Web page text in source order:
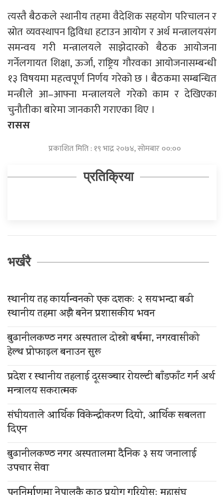
त्यस्तै बैठकले स्थानीय तहमा वैदेशिक सहयोग परिचालन र
स्रोत व्यवस्थापन द्विविधा हटाउन आयोग र अर्थ मन्त्रालयसंग
समन्वय गरी मन्त्रालयले साझेदारको बैठक आयोजना
गर्नेलगायत शिक्षा, ऊर्जा, राष्ट्रिय गौरवका आयोजनासम्बन्धी
१३ विषयमा महत्वपूर्ण निर्णय गरेको छ । बैठकमा सम्बन्धित
मन्त्रीले आ–आफ्ना मन्त्रालयले गरेको काम र देखिएका
चुनौतीका बारेमा जानकारी गराएका थिए ।
रासस
प्रकाशित मिति : १९ भाद्र २०७४, सोमबार ००:००
प्रतिक्रिया
भर्खरै
स्थानीय तह कार्यान्वनको एक दशकः २ सयभन्दा बढी
स्थानीय तहमा अझै बनेन प्रशासकीय भवन
बुढानीलकण्ठ नगर अस्पताल दोस्रो बर्षमा, नगरवासीको
हेल्थ प्रोफाइल बनाउन सुरू
प्रदेश र स्थानीय तहलाई दूरसञ्चार रोयल्टी बाँडफाँट गर्न अर्थ
मन्त्रालय सकरात्मक
संघीयताले आर्थिक विकेन्द्रीकरण दियो, आर्थिक सबलता
दिएन
बुढानीलकण्ठ नगर अस्पतालमा दैनिक ३ सय जनालाई
उपचार सेवा